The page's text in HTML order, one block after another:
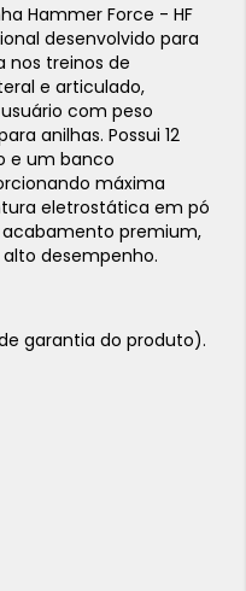
Hammer Force - HF
desenvolvido para
nos treinos de
e articulado,
com peso
anilhas. Possui 12
e um banco
máxima
eletrostática em pó
premium,
desempenho.
garantia do produto).